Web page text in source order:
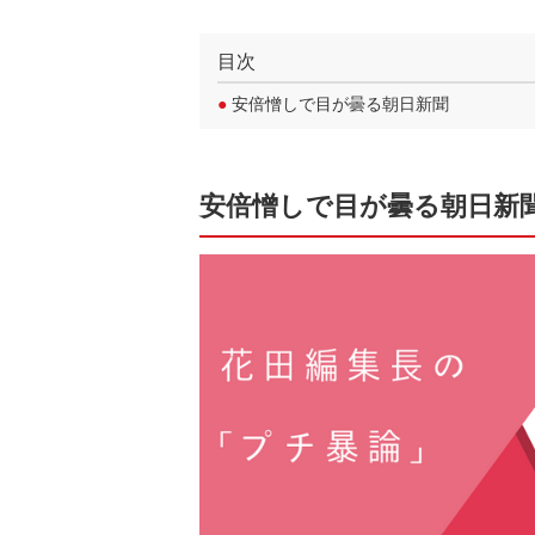
目次
● 安倍憎しで目が曇る朝日新聞
安倍憎しで目が曇る朝日新